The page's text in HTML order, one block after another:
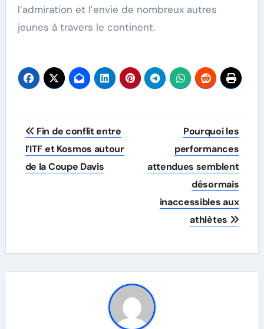
l’admiration et l’envie de nombreux autres
jeunes à travers le continent.
Post
navigation
Fin de conflit entre
l’ITF et Kosmos autour
de la Coupe Davis
Pourquoi les
performances
attendues semblent
désormais
inaccessibles aux
athlètes